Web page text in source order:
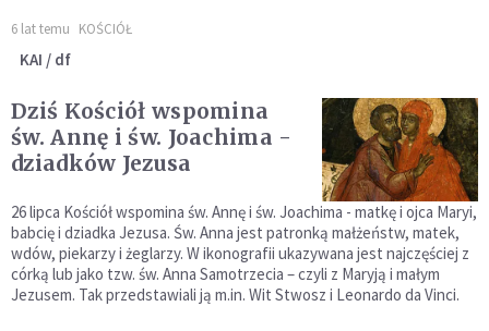
6 lat temu KOŚCIÓŁ
KAI / df
Dziś Kościół wspomina
św. Annę i św. Joachima -
dziadków Jezusa
26 lipca Kościół wspomina św. Annę i św. Joachima - matkę i ojca Maryi,
babcię i dziadka Jezusa. Św. Anna jest patronką małżeństw, matek,
wdów, piekarzy i żeglarzy. W ikonografii ukazywana jest najczęściej z
córką lub jako tzw. św. Anna Samotrzecia – czyli z Maryją i małym
Jezusem. Tak przedstawiali ją m.in. Wit Stwosz i Leonardo da Vinci.